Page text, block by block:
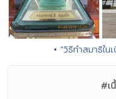
• "วิธีทำสมาธิใ
#เ